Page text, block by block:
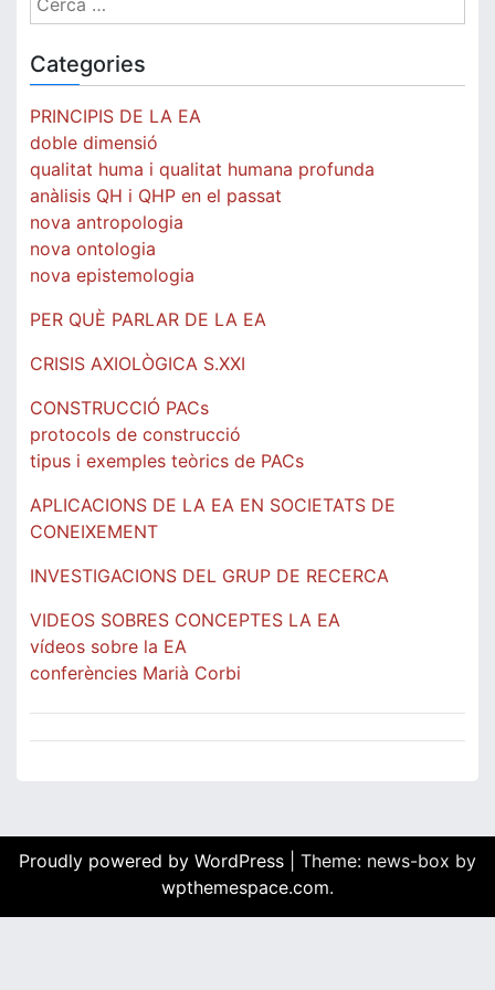
Categories
PRINCIPIS DE LA EA
doble dimensió
qualitat huma i qualitat humana profunda
anàlisis QH i QHP en el passat
nova antropologia
nova ontologia
nova epistemologia
PER QUÈ PARLAR DE LA EA
CRISIS AXIOLÒGICA S.XXI
CONSTRUCCIÓ PACs
protocols de construcció
tipus i exemples teòrics de PACs
APLICACIONS DE LA EA EN SOCIETATS DE
CONEIXEMENT
INVESTIGACIONS DEL GRUP DE RECERCA
VIDEOS SOBRES CONCEPTES LA EA
vídeos sobre la EA
conferències Marià Corbi
Proudly powered by WordPress
Theme: news-box by
wpthemespace.com.